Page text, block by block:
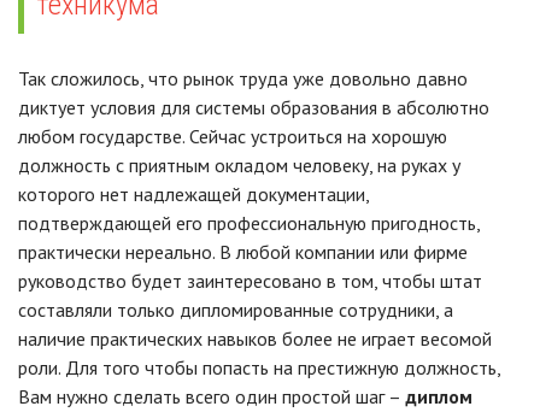
Так сложилось, что рынок труда уже довольно давно
диктует условия для системы образования в абсолютно
любом государстве. Сейчас устроиться на хорошую
должность с приятным окладом человеку, на руках у
которого нет надлежащей документации,
подтверждающей его профессиональную пригодность,
практически нереально. В любой компании или фирме
руководство будет заинтересовано в том, чтобы штат
составляли только дипломированные сотрудники, а
наличие практических навыков более не играет весомой
роли. Для того чтобы попасть на престижную должность,
Вам нужно сделать всего один простой шаг – диплом